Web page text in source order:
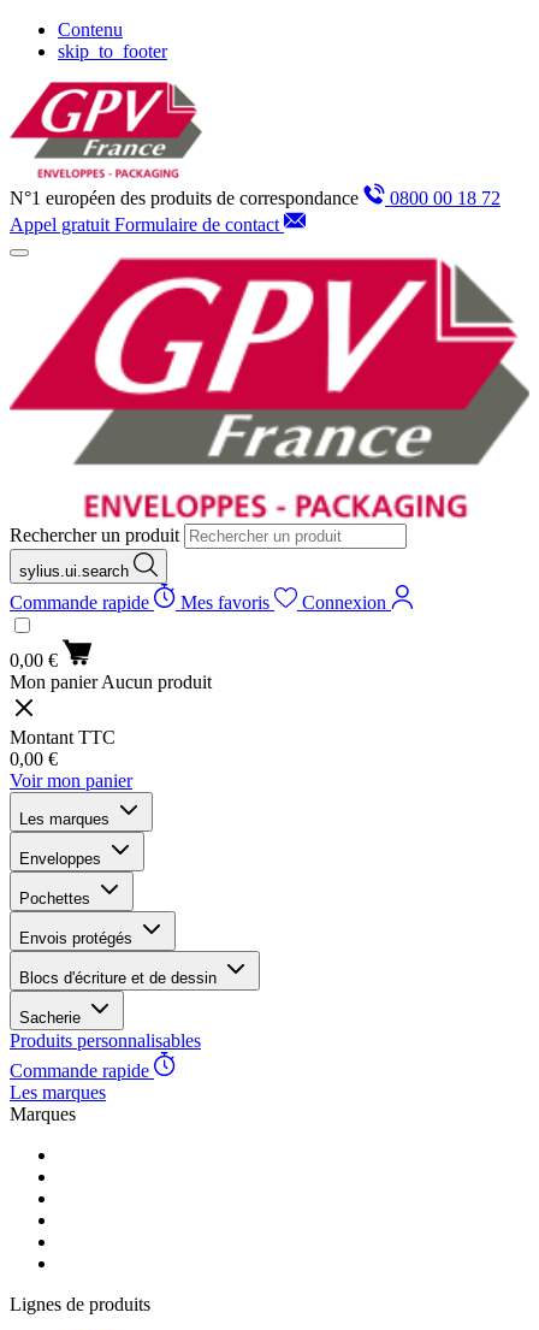
Contenu
skip_to_footer
N°1 européen des produits de correspondance
0800 00 18 72
Appel gratuit Formulaire de contact
Rechercher un produit
sylius.ui.search
Commande rapide Mes favoris Connexion
0,00 €
Mon panier Aucun produit
Montant TTC
0,00 €
Voir mon panier
Les marques
Enveloppes
Pochettes
Envois protégés
Blocs d'écriture et de dessin
Sacherie
Produits personnalisables
Commande rapide
Les marques
Marques
Lignes de produits